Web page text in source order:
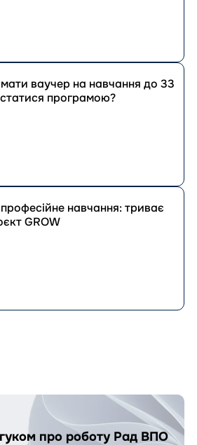
ваучер на навчання до 33
програмою?
навчання: триває
GROW
про роботу Рад ВПО